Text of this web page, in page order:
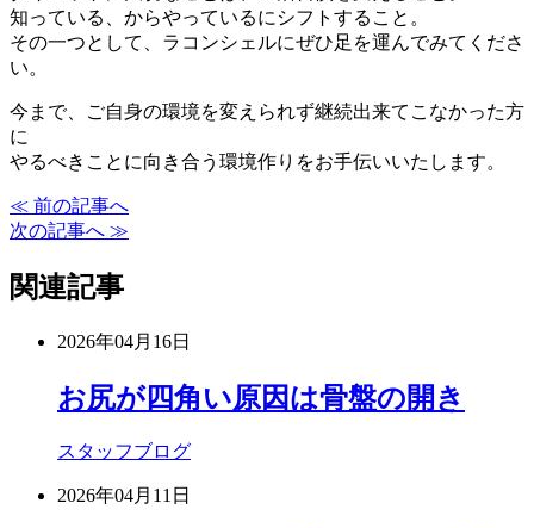
知っている、からやっているにシフトすること。
その一つとして、ラコンシェルにぜひ足を運んでみてくださ
い。
今まで、ご自身の環境を変えられず継続出来てこなかった方
に
やるべきことに向き合う環境作りをお手伝いいたします。
≪ 前の記事へ
次の記事へ ≫
関連記事
2026年04月16日
お尻が四角い原因は骨盤の開き
スタッフブログ
2026年04月11日